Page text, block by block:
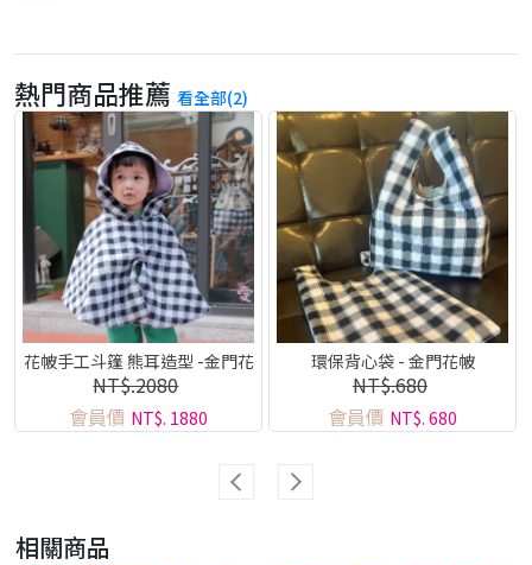
熱門商品推薦看全部(2)
花帔手工斗篷 熊耳造型 -金門花
帔系列
NT$.2080
會員價 NT$. 1880
環保背心袋 - 金門花帔
NT$.680
會員價 NT$. 680
相關商品